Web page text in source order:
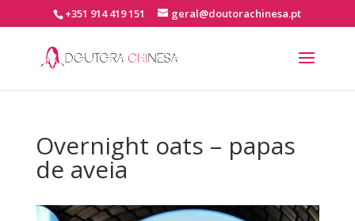
+351 914 419 151 geral@doutorachinesa.pt
Overnight oats – papas
de aveia